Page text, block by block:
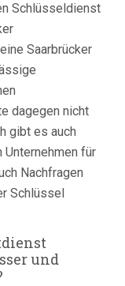
Schlüsseldienst
Saarbrücker
dagegen nicht
gibt es auch
für
Nachfragen
Schlüssel
und